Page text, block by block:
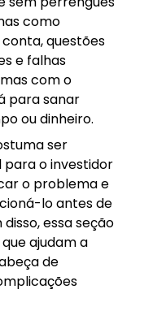
como
questões
e falhas
com o
para sanar
ou dinheiro.
ser
para o investidor
o problema e
lo antes de
essa seção
ajudam a
de